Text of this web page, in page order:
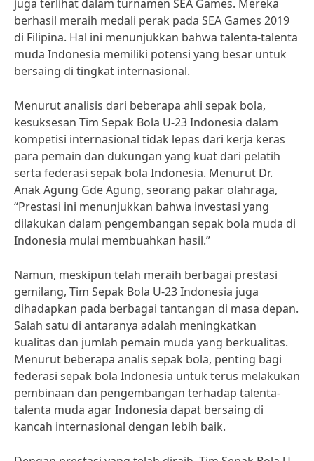
juga terlihat dalam turnamen SEA Games. Mereka
berhasil meraih medali perak pada SEA Games 2019
di Filipina. Hal ini menunjukkan bahwa talenta-talenta
muda Indonesia memiliki potensi yang besar untuk
bersaing di tingkat internasional.
Menurut analisis dari beberapa ahli sepak bola,
kesuksesan Tim Sepak Bola U-23 Indonesia dalam
kompetisi internasional tidak lepas dari kerja keras
para pemain dan dukungan yang kuat dari pelatih
serta federasi sepak bola Indonesia. Menurut Dr.
Anak Agung Gde Agung, seorang pakar olahraga,
“Prestasi ini menunjukkan bahwa investasi yang
dilakukan dalam pengembangan sepak bola muda di
Indonesia mulai membuahkan hasil.”
Namun, meskipun telah meraih berbagai prestasi
gemilang, Tim Sepak Bola U-23 Indonesia juga
dihadapkan pada berbagai tantangan di masa depan.
Salah satu di antaranya adalah meningkatkan
kualitas dan jumlah pemain muda yang berkualitas.
Menurut beberapa analis sepak bola, penting bagi
federasi sepak bola Indonesia untuk terus melakukan
pembinaan dan pengembangan terhadap talenta-
talenta muda agar Indonesia dapat bersaing di
kancah internasional dengan lebih baik.